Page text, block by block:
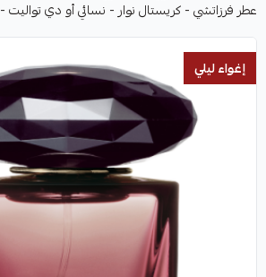
عطر فرزاتشي - كريستال نوار - نسائي أو دي تواليت - 90 مل
إغواء ليلي